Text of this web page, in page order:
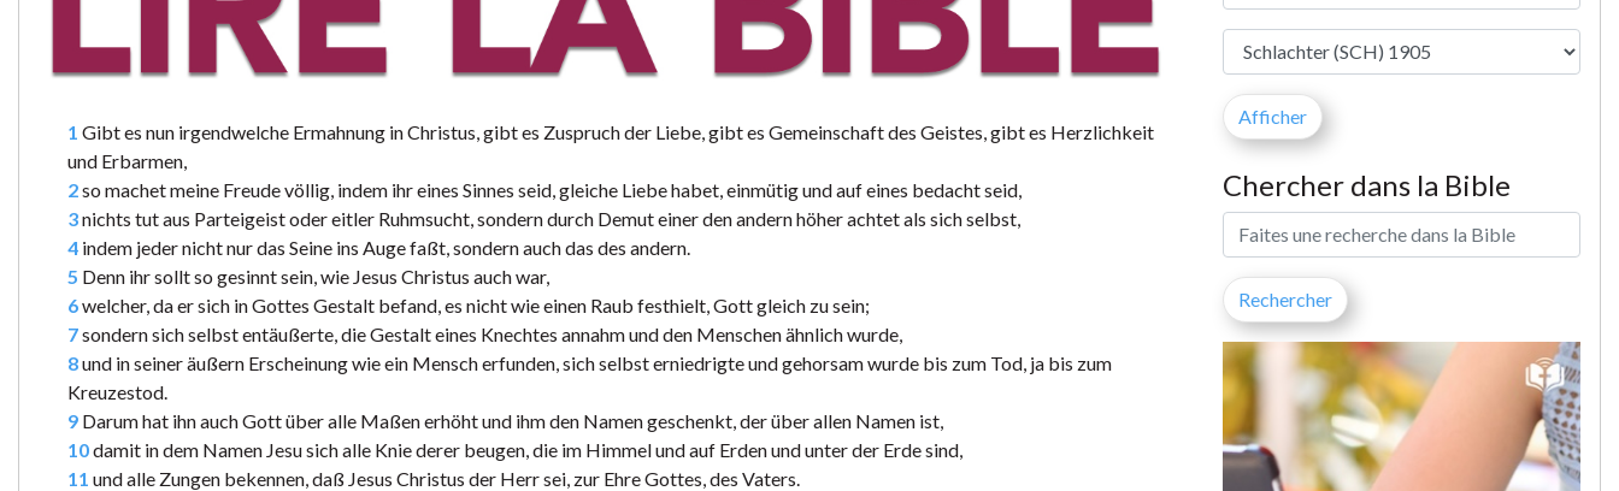
1 Gibt es nun irgendwelche Ermahnung in Christus, gibt es Zuspruch der Liebe, gibt es Gemeinschaft des Geistes, gibt es Herzlichkeit
und Erbarmen,
2so machet meine Freude völlig, indem ihr eines Sinnes seid, gleiche Liebe habet, einmütig und auf eines bedacht seid,
3nichts tut aus Parteigeist oder eitler Ruhmsucht, sondern durch Demut einer den andern höher achtet als sich selbst,
4 indem jeder nicht nur das Seine ins Auge faßt, sondern auch das des andern.
5 Denn ihr sollt so gesinnt sein, wie Jesus Christus auch war,
6welcher, da er sich in Gottes Gestalt befand, es nicht wie einen Raub festhielt, Gott gleich zu sein;
7sondern sich selbst entäußerte, die Gestalt eines Knechtes annahm und den Menschen ähnlich wurde,
8und in seiner äußern Erscheinung wie ein Mensch erfunden, sich selbst erniedrigte und gehorsam wurde bis zum Tod, ja bis zum
Kreuzestod.
9 Darum hat ihn auch Gott über alle Maßen erhöht und ihm den Namen geschenkt, der über allen Namen ist,
10damit in dem Namen Jesu sich alle Knie derer beugen, die im Himmel und auf Erden und unter der Erde sind,
11 und alle Zungen bekennen, daß Jesus Christus der Herr sei, zur Ehre Gottes, des Vaters.
Chercher dans la Bible